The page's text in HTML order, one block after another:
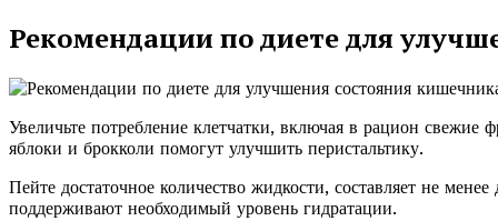
Рекомендации по диете для
Увеличьте потребление клетчатки, включая в рацион
яблоки и брокколи помогут улучшить перистальтику.
Пейте достаточное количество жидкости, составляет не
поддерживают необходимый уровень гидратации.